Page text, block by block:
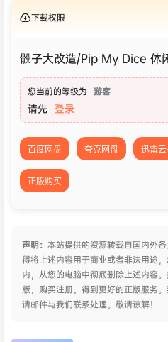
下载权限
骰子大改造/Pip My Dice 休
您当前的等级为 游客
请先 登录
百度网盘 夸克网盘 迅雷
正版购买
声明： 本站提供的资源转载自国内外
得将上述内容用于商业或者非法用途
内，从您的电脑中彻底删除上述内容
版，购买注册，得到更好的正版服务
请邮件与我们联系处理。敬请谅解！